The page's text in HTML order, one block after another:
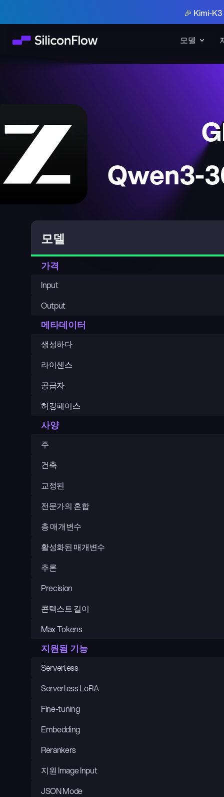
모델
🎉 Kimi-
Qwen3-
모델
가격
Input
Output
메타데이터
생성하다
라이센스
공급자
허깅페이스
사양
주
건축
교정된
전문가의 혼합
총 매개변수
활성화된 매개변수
추론
Precision
콘텍스트 길이
Max Tokens
지원됨 기능
Serverless
Serverless LoRA
Fine-tuning
Embedding
Rerankers
지원 Image Input
JSON Mode